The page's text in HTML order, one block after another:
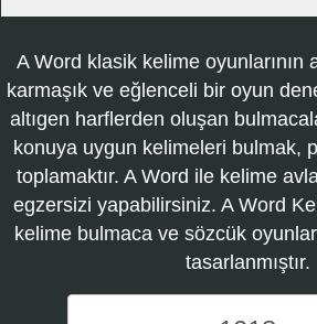
A Word klasik kelime oyunlarının
karmaşık ve eğlenceli bir oyun
altıgen harflerden oluşan
konuya uygun kelimeleri bulmak,
toplamaktır. A Word ile kelime
egzersizi yapabilirsiniz. A Word
kelime bulmaca ve sözcük
tasarlanmıştır.